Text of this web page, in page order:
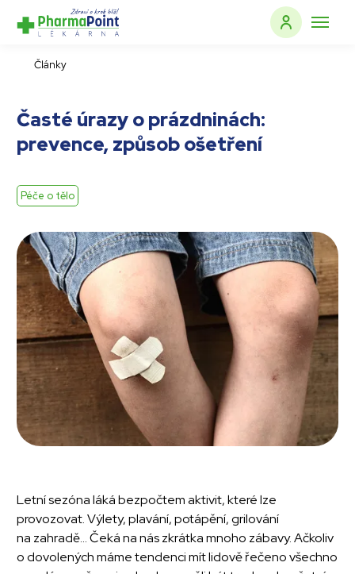
Články
Časté úrazy o prázdninách:
prevence, způsob ošetření
Péče o tělo
Letní sezóna láká bezpočtem aktivit, které lze
provozovat. Výlety, plavání, potápění, grilování
na zahradě... Čeká na nás zkrátka mnoho zábavy. Ačkoliv
o dovolených máme tendenci mít lidově řečeno všechno